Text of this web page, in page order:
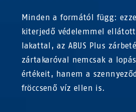
Minden a formától függ:
kiterjedő védelemmel ellátott
lakattal, az ABUS Plus
zártakaróval nemcsak a
értékeit, hanem a
fröccsenő víz ellen is.